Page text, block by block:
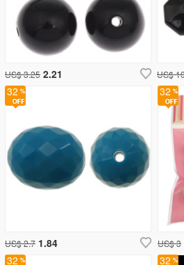
US$ 3.25 2.21
32
US$ 3
US$
32
US$ 2.7 1.84
32
32